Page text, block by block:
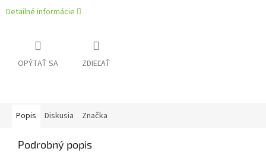
Detailné informácie
OPÝTAŤ SA ZDIEĽAŤ
Popis Diskusia Značka
Podrobný popis